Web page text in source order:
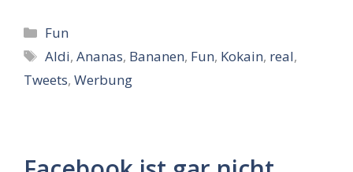
Kategorien
Fun
Schlagwörter
Aldi,Ananas, Bananen, Fun, Kokain, real,
Tweets, Werbung